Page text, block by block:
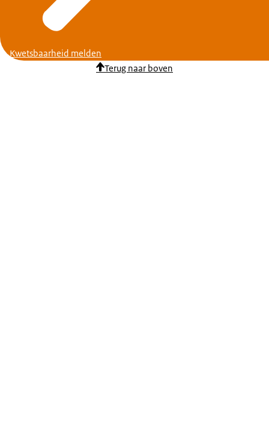
Kwetsbaarheid melden
Terug naar boven